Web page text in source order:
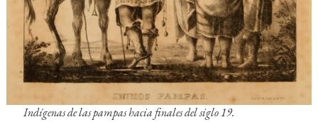
Indígenas de las pampas hacia finales del siglo 19.